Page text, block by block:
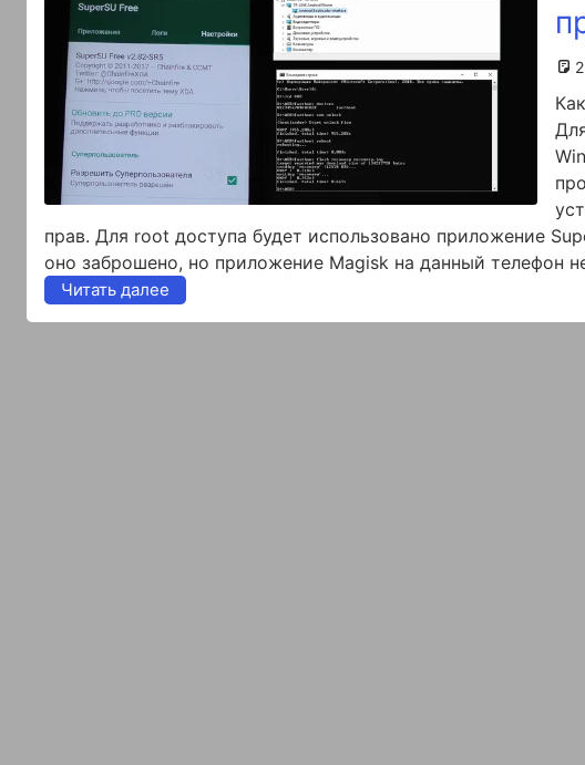
прав. Для root доступа будет использовано приложение
оно заброшено, но приложение Magisk на данный телефон
Читать далее